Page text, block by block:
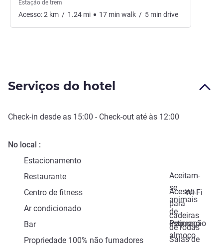
Estação de trem
Acesso:2 km / 1.24 mi 17 min walk / 5 min drive
Serviços do hotel
Check-in desde as 15:00 - Check-out até às 12:00
No local
Estacionamento
Aceitam-
se
animais
de
estimação
Restaurante
Acesso
para
cadeiras
de rodas
Centro de fitness
Wi-Fi
Ar condicionado
Pequeno-
almoço
Bar
Salas de
Propriedade 100% não fumadores